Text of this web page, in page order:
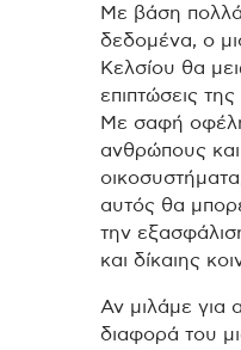
Με βάση πολλά
δεδομένα, ο
Κελσίου θα
επιπτώσεις
Με σαφή
ανθρώπους
αυτός θα
την
και δίκαιης
Αν μιλάμε για
διαφορά του